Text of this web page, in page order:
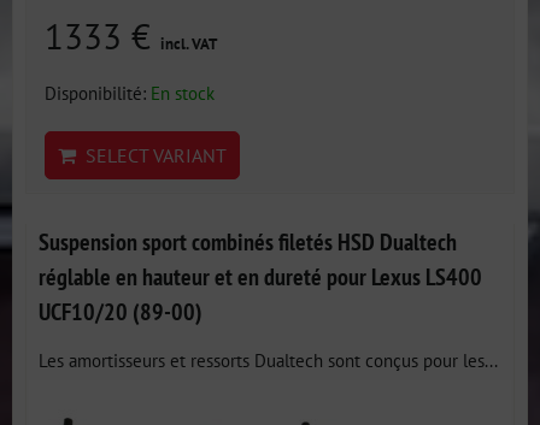
1333 € incl. VAT
Disponibilité: En stock
SELECT VARIANT
Suspension sport combinés filetés HSD Dualtech
réglable en hauteur et en dureté pour Lexus LS400
UCF10/20 (89-00)
Les amortisseurs et ressorts Dualtech sont conçus pour les...